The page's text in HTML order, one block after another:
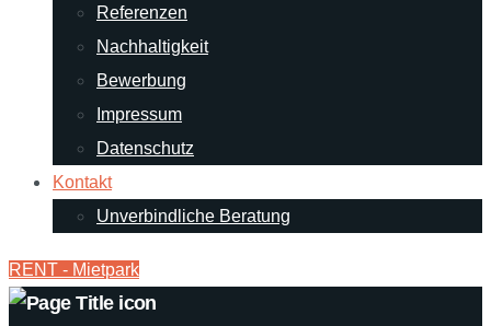
Referenzen
Nachhaltigkeit
Bewerbung
Impressum
Datenschutz
Kontakt
Unverbindliche Beratung
RENT - Mietpark